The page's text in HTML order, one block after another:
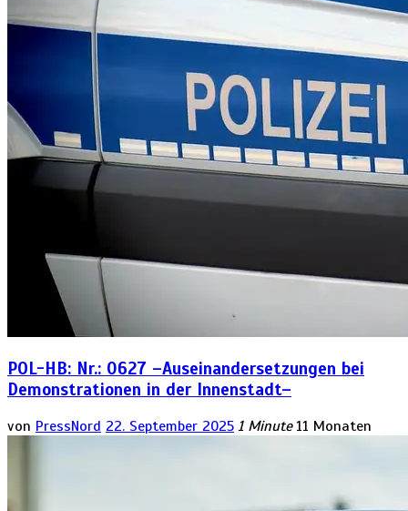
POL-HB: Nr.: 0627 –Auseinandersetzungen bei
Demonstrationen in der Innenstadt–
von PressNord 22. September 2025 1 Minute 11 Monaten